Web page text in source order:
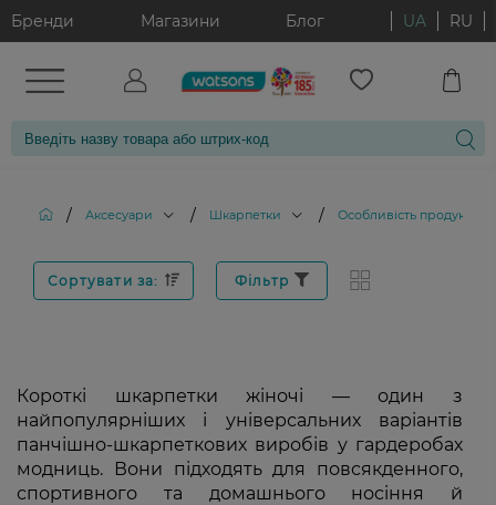
Бренди Магазини Блог UA RU
/ Аксесуари / Шкарпетки / Особливість продукту:
Сортувати за: Фільтр
Короткі шкарпетки жіночі — один з
найпопулярніших і універсальних варіантів
панчішно-шкарпеткових виробів у гардеробах
модниць. Вони підходять для повсякденного,
спортивного та домашнього носіння й